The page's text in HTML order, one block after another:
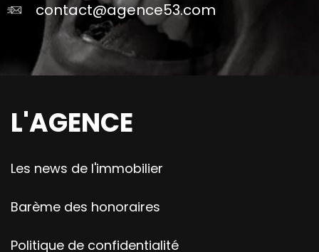
contact@agence53.com
L'AGENCE
Les news de l'immobilier
Barème des honoraires
Politique de confidentialité